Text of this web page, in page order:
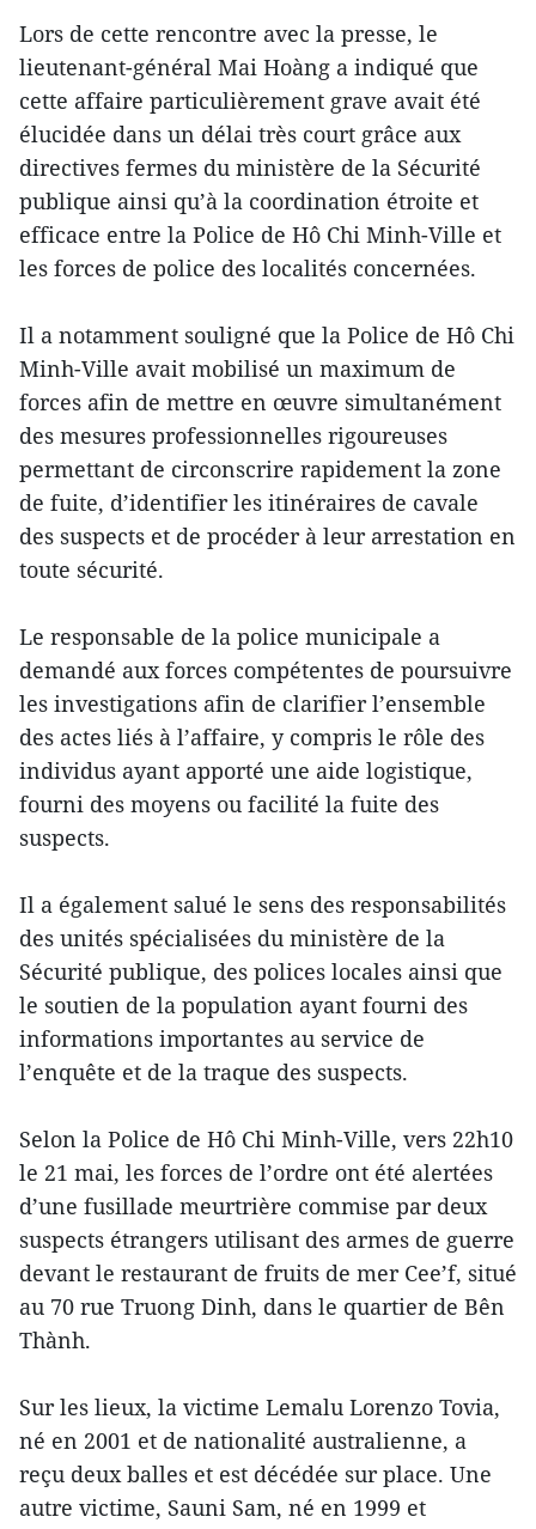
Lors de cette rencontre avec la presse, le
lieutenant-général Mai Hoàng a indiqué que
cette affaire particulièrement grave avait été
élucidée dans un délai très court grâce aux
directives fermes du ministère de la Sécurité
publique ainsi qu’à la coordination étroite et
efficace entre la Police de Hô Chi Minh-Ville et
les forces de police des localités concernées.
Il a notamment souligné que la Police de Hô Chi
Minh-Ville avait mobilisé un maximum de
forces afin de mettre en œuvre simultanément
des mesures professionnelles rigoureuses
permettant de circonscrire rapidement la zone
de fuite, d’identifier les itinéraires de cavale
des suspects et de procéder à leur arrestation en
toute sécurité.
Le responsable de la police municipale a
demandé aux forces compétentes de poursuivre
les investigations afin de clarifier l’ensemble
des actes liés à l’affaire, y compris le rôle des
individus ayant apporté une aide logistique,
fourni des moyens ou facilité la fuite des
suspects.
Il a également salué le sens des responsabilités
des unités spécialisées du ministère de la
Sécurité publique, des polices locales ainsi que
le soutien de la population ayant fourni des
informations importantes au service de
l’enquête et de la traque des suspects.
Selon la Police de Hô Chi Minh-Ville, vers 22h10
le 21 mai, les forces de l’ordre ont été alertées
d’une fusillade meurtrière commise par deux
suspects étrangers utilisant des armes de guerre
devant le restaurant de fruits de mer Cee’f, situé
au 70 rue Truong Dinh, dans le quartier de Bên
Thành.
Sur les lieux, la victime Lemalu Lorenzo Tovia,
né en 2001 et de nationalité australienne, a
reçu deux balles et est décédée sur place. Une
autre victime, Sauni Sam, né en 1999 et